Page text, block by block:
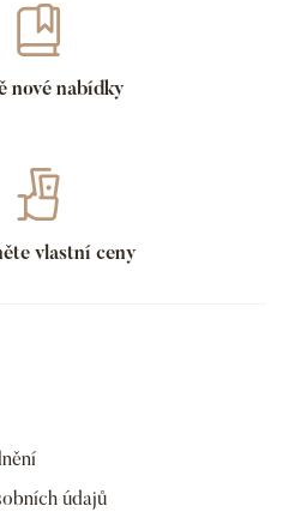
nové nabídky
vlastní ceny
údajů